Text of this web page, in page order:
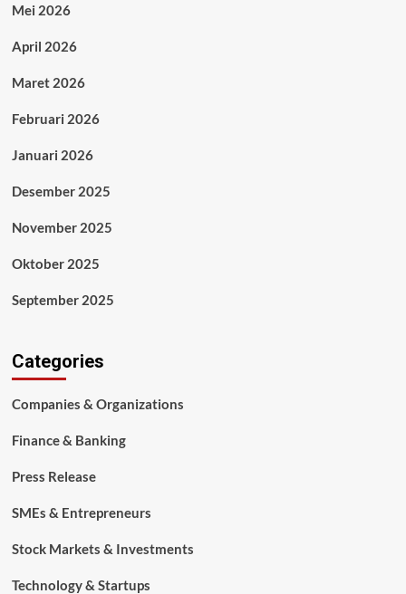
Mei 2026
April 2026
Maret 2026
Februari 2026
Januari 2026
Desember 2025
November 2025
Oktober 2025
September 2025
Categories
Companies & Organizations
Finance & Banking
Press Release
SMEs & Entrepreneurs
Stock Markets & Investments
Technology & Startups